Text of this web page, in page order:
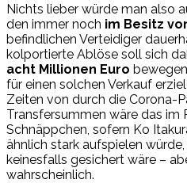
Nichts lieber würde man also
den immer noch im Besitz
befindlichen Verteidiger
kolportierte Ablöse soll sich
acht Millionen Euro
für einen solchen Verkauf
Zeiten von durch die Corona-
Transfersummen wäre das im
Schnäppchen, sofern Ko
ähnlich stark aufspielen
keinesfalls gesichert wäre –
wahrscheinlich.